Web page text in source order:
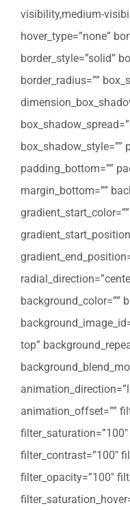
visibility,medium-
hover_type=”none”
border_style=”solid”
border_radius=””
box_shadow_style=””
padding_bottom=””
margin_bottom=””
background_color=””
top”
animation_offset=””
filter_contrast=”100″
filter_opacity=”100″